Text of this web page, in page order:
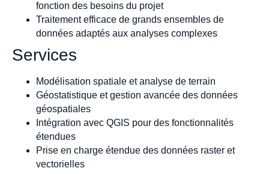
fonction des besoins du projet
Traitement efficace de grands ensembles de
données adaptés aux analyses complexes
Services
Modélisation spatiale et analyse de terrain
Géostatistique et gestion avancée des données
géospatiales
Intégration avec QGIS pour des fonctionnalités
étendues
Prise en charge étendue des données raster et
vectorielles